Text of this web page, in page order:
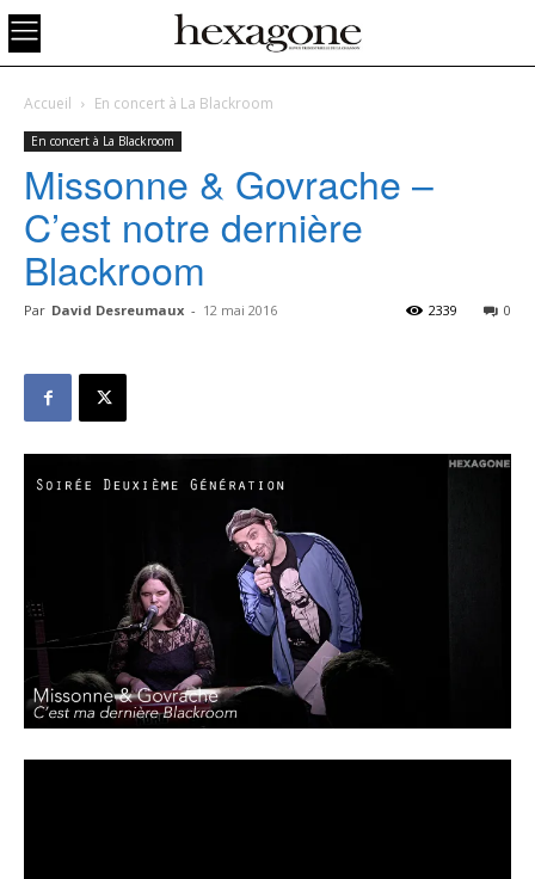
Accueil En concert à La Blackroom
En concert à La Blackroom
Missonne & Govrache –
C’est notre dernière
Blackroom
Par David Desreumaux - 12 mai 2016 0
2339